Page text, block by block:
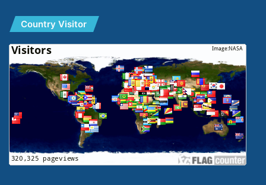
Country Visitor